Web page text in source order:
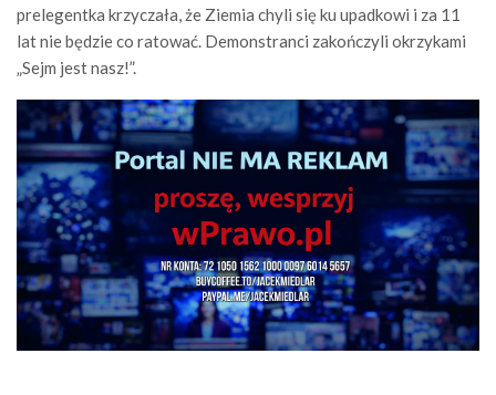
prelegentka krzyczała, że Ziemia chyli się ku upadkowi i za 11
lat nie będzie co ratować. Demonstranci zakończyli okrzykami
„Sejm jest nasz!”.